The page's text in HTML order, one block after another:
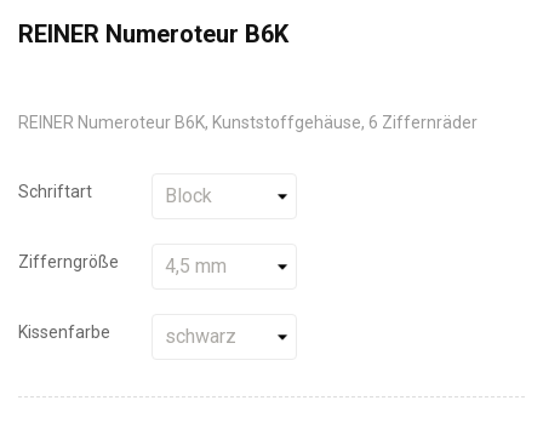
REINER Numeroteur B6K
REINER Numeroteur B6K, Kunststoffgehäuse, 6 Ziffernräder
Schriftart
Zifferngröße
Kissenfarbe